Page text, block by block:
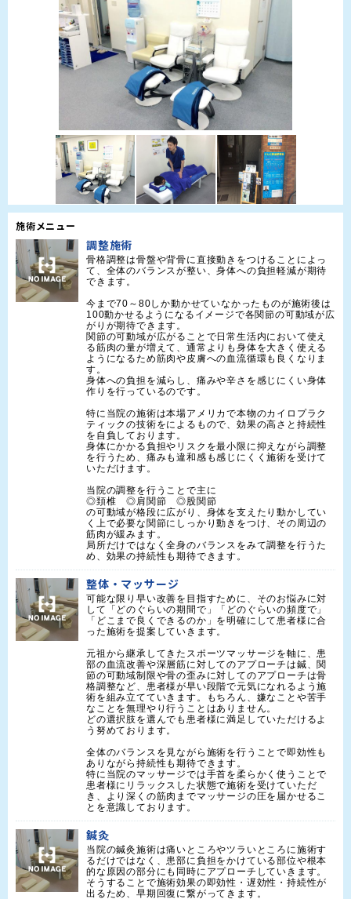
施術メニュー
調整施術
骨格調整は骨盤や背骨に直接動きをつけることによっ
て、全体のバランスが整い、身体への負担軽減が期待
できます。
今まで70～80しか動かせていなかったものが施術後は
100動かせるようになるイメージで各関節の可動域が広
がりが期待できます。
関節の可動域が広がることで日常生活内において使え
る筋肉の量が増えて、通常よりも身体を大きく使える
ようになるため筋肉や皮膚への血流循環も良くなりま
す。
身体への負担を減らし、痛みや辛さを感じにくい身体
作りを行っているのです。
特に当院の施術は本場アメリカで本物のカイロプラク
ティックの技術をによるもので、効果の高さと持続性
を自負しております。
身体にかかる負担やリスクを最小限に抑えながら調整
を行うため、痛みも違和感も感じにくく施術を受けて
いただけます。
当院の調整を行うことで主に
◎頚椎　◎肩関節　◎股関節
の可動域が格段に広がり、身体を支えたり動かしてい
く上で必要な関節にしっかり動きをつけ、その周辺の
筋肉が緩みます。
局所だけではなく全身のバランスをみて調整を行うた
め、効果の持続性も期待できます。
整体・マッサージ
可能な限り早い改善を目指すために、そのお悩みに対
して「どのぐらいの期間で」「どのぐらいの頻度で」
「どこまで良くできるのか」を明確にして患者様に合
った施術を提案していきます。
元祖から継承してきたスポーツマッサージを軸に、患
部の血流改善や深層筋に対してのアプローチは鍼、関
節の可動域制限や骨の歪みに対してのアプローチは骨
格調整など、患者様が早い段階で元気になれるよう施
術を組み立てていきます。もちろん、嫌なことや苦手
なことを無理やり行うことはありません。
どの選択肢を選んでも患者様に満足していただけるよ
う努めております。
全体のバランスを見ながら施術を行うことで即効性も
ありながら持続性も期待できます。
特に当院のマッサージでは手首を柔らかく使うことで
患者様にリラックスした状態で施術を受けていただ
き、より深くの筋肉までマッサージの圧を届かせるこ
とを意識しております。
鍼灸
当院の鍼灸施術は痛いところやツラいところに施術す
るだけではなく、患部に負担をかけている部位や根本
的な原因の部分にも同時にアプローチしていきます。
そうすることで施術効果の即効性・遅効性・持続性が
出るため、早期回復に繋がってきます。